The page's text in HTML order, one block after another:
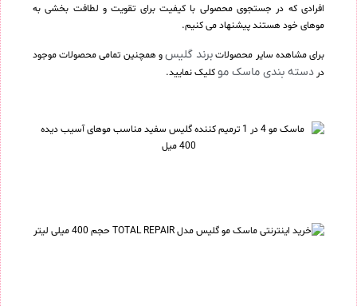
افرادی که در جستجوی محصولی با کیفیت برای تقویت و لطافت بخشی به
موهای خود هستند پیشنهاد می کنیم.
برای مشاهده سایر محصولاتبرند گلیسو همچنین تمامی محصولات موجود
در دسته بندی ماسک موکلیک نمایید.